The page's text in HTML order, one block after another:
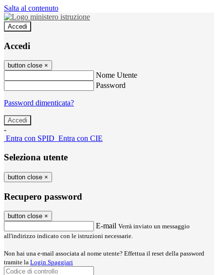
Salta al contenuto
Accedi
Accedi
button close ×
Nome Utente
Password
Password dimenticata?
-
Entra con SPID Entra con CIE
Seleziona utente
button close ×
Recupero password
button close ×
E-mail Verrà inviato un messaggio
all'indirizzo indicato con le istruzioni necessarie.
Non hai una e-mail associata al nome utente? Effettua il reset della password
tramite la Login Spaggiari